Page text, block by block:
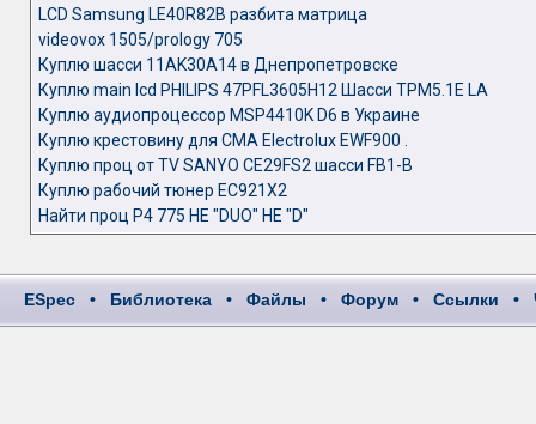
LCD Samsung LE40R82B разбита матрица
videovox 1505/prology 705
Куплю шасси 11AK30A14 в Днепропетровске
Куплю main lcd PHILIPS 47PFL3605H12 Шасси TPM5.1E LA
Куплю аудиопроцессор MSР4410K D6 в Украине
Куплю крестовину для СМА Electrolux EWF900 .
Куплю проц от TV SANYO CE29FS2 шасси FB1-B
Куплю рабочий тюнер EC921X2
Найти проц P4 775 НЕ "DUO" НЕ "D"
ESpec • Библиотека • Файлы • Форум • Ссылки •